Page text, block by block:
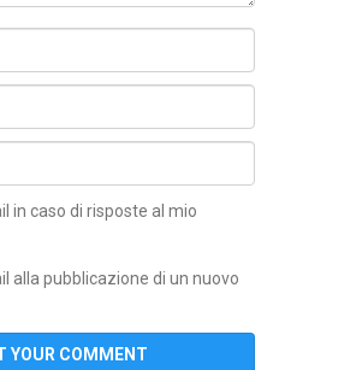
in caso di risposte al mio
alla pubblicazione di un nuovo